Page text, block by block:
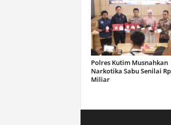
Polres Kutim Musnahkan
Narkotika Sabu Senilai
Miliar